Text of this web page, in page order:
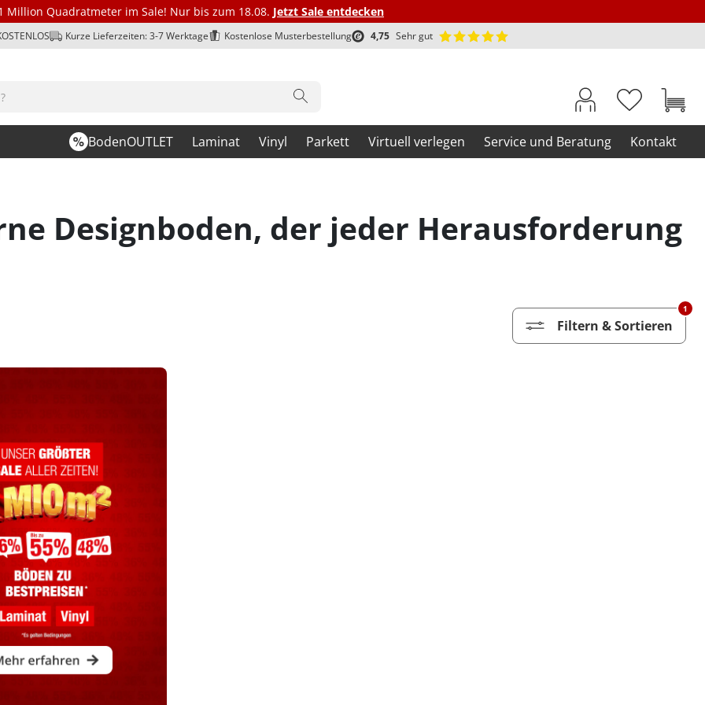
Million Quadratmeter im Sale! Nur bis zum 18.08. Jetzt Sale entdecken
Kurze Lieferzeiten: 3-7 Werktage Kostenlose Musterbestellung 4,75 Sehr gut
BodenOUTLET Laminat Vinyl Parkett Virtuell verlegen Service und Beratung Kontakt
Designboden, der jeder Herausforderung
Filtern & Sortieren
1